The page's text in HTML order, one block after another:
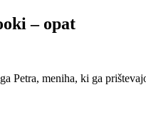
– opat
Petra, meniha, ki ga